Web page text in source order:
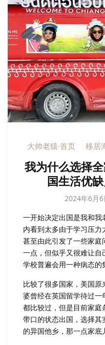
大帅老猿·首页 移居
我为什么选择
国生活优
2024年6月
一开始决定出国是我和
内看到太多由于学习压力
甚至由此引发了一些家
一点，但似乎又很难让
学校普遍会用一种病态的
比较了很多国家，美国
婆曾经在英国留学待过
都比较过，但是目前家
带口的状态出国，选择
的异国他乡，那一点家底